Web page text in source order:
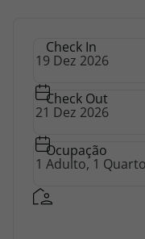
Check In
Check Out
Ocupação